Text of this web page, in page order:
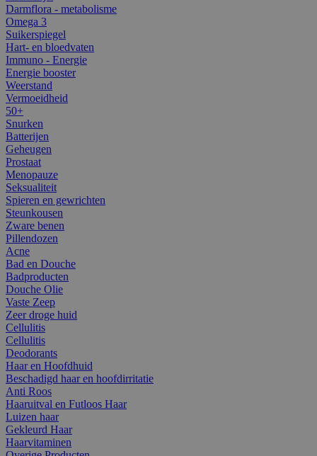
Darmflora - metabolisme
Omega 3
Suikerspiegel
Hart- en bloedvaten
Immuno - Energie
Energie booster
Weerstand
Vermoeidheid
50+
Snurken
Batterijen
Geheugen
Prostaat
Menopauze
Seksualiteit
Spieren en gewrichten
Steunkousen
Zware benen
Pillendozen
Acne
Bad en Douche
Badproducten
Douche Olie
Vaste Zeep
Zeer droge huid
Cellulitis
Cellulitis
Deodorants
Haar en Hoofdhuid
Beschadigd haar en hoofdirritatie
Anti Roos
Haaruitval en Futloos Haar
Luizen haar
Gekleurd Haar
Haarvitaminen